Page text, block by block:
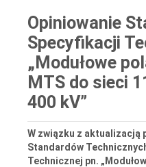
Opiniowanie
Specyfikacji
„Modułowe
MTS do sieci
400 kV”
W związku z aktualizacją
Standardów
Technicznej pn.